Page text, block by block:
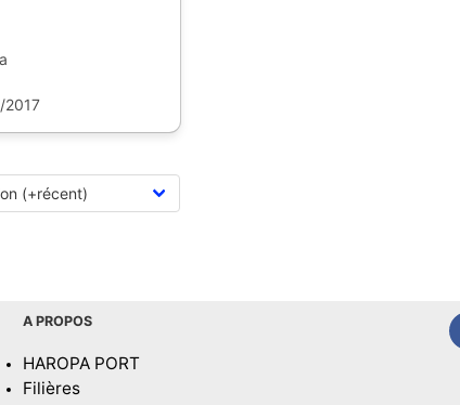
2017
A PROPOS
HAROPA PORT
Filières